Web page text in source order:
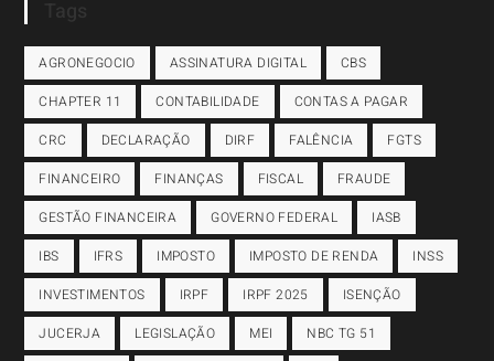
AGRONEGOCIO ASSINATURA DIGITAL
CBS
CHAPTER 11
CONTABILIDADE
CONTAS A PAGAR
CRC
DECLARAÇÃO DIRF FALÊNCIA
FGTS
FINANCEIRO
FINANÇAS FISCAL
FRAUDE
GESTÃO FINANCEIRA
GOVERNO FEDERAL
IASB
IBS
IFRS IMPOSTO IMPOSTO DE RENDA
INSS
INVESTIMENTOS
IRPF IRPF 2025
ISENÇÃO
JUCERJA
LEGISLAÇÃO MEI
NBC TG 51